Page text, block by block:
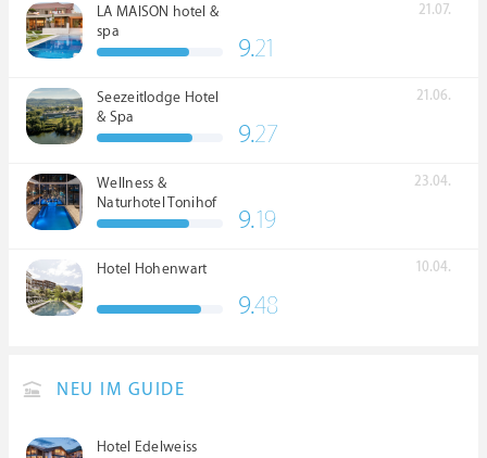
LA MAISON hotel &
spa
21.07.
9.21
Seezeitlodge Hotel
& Spa
21.06.
9.27
Wellness &
Naturhotel Tonihof
****S
23.04.
9.19
Hotel Hohenwart 10.04.
9.48
NEU IM GUIDE
Hotel Edelweiss